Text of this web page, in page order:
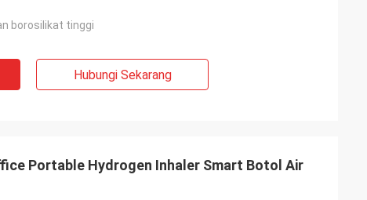
borosilikat tinggi
Hubungi Sekarang
Portable Hydrogen Inhaler Smart Botol Air